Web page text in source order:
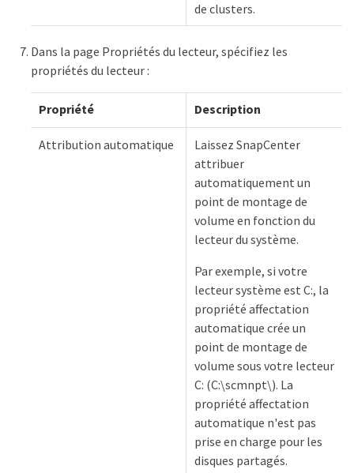
de clusters.
Dans la page Propriétés du lecteur, spécifiez les
propriétés du lecteur :
Propriété Description
Attribution automatique
Laissez SnapCenter
attribuer
automatiquement un
point de montage de
volume en fonction du
lecteur du système.
Par exemple, si votre
lecteur système est C:, la
propriété affectation
automatique crée un
point de montage de
volume sous votre lecteur
C: (C:\scmnpt\). La
propriété affectation
automatique n'est pas
prise en charge pour les
disques partagés.